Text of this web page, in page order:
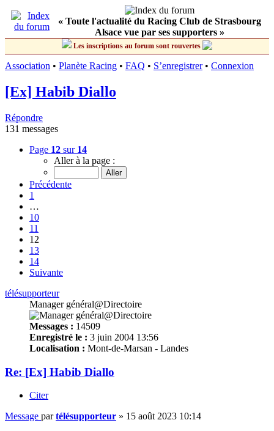
« Toute l'actualité du Racing Club de Strasbourg
Alsace vue par ses supporters »
Les inscriptions au forum sont rouvertes
Association • Planète Racing • FAQ • S’enregistrer• Connexion
[Ex] Habib Diallo
Répondre
131 messages
Page 12 sur 14
Aller à la page :
Précédente
1
…
10
11
12
13
14
Suivante
télésupporteur
Manager général@Directoire
Messages : 14509
Enregistré le : 3 juin 2004 13:56
Localisation : Mont-de-Marsan - Landes
Re: [Ex] Habib Diallo
Citer
Message partélésupporteur » 15 août 2023 10:14